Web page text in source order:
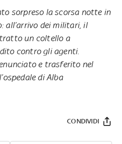
sorpreso la scorsa notte in
all’arrivo dei militari, il
un coltello a
contro gli agenti.
e trasferito nel
di Alba
CONDIVIDI